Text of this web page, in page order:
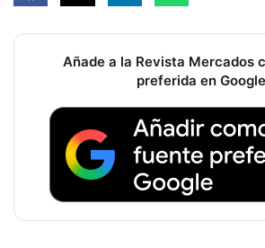
Añade a la Revista Mercados
preferida en Google